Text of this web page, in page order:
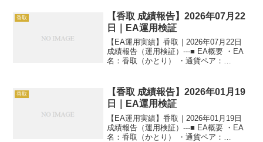
稼働 ---■ 本日の運用成績...
香取
【香取 成績報告】2026年07月22
日｜EA運用検証
【EA運用実績】香取｜2026年07月22日
成績報告（運用検証）---■ EA概要 ・EA
名：香取（かとり） ・通貨ペア：
稼働 ---■ 本日の運用成績...
香取
【香取 成績報告】2026年01月19
日｜EA運用検証
【EA運用実績】香取｜2026年01月19日
成績報告（運用検証）---■ EA概要 ・EA
名：香取（かとり） ・通貨ペア：